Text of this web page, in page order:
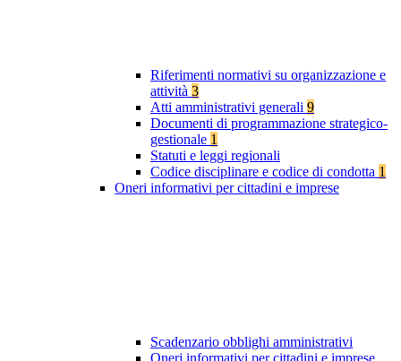
Riferimenti normativi su organizzazione e
attività 3
Atti amministrativi generali 9
Documenti di programmazione strategico-
gestionale 1
Statuti e leggi regionali
Codice disciplinare e codice di condotta 1
Oneri informativi per cittadini e imprese
Scadenzario obblighi amministrativi